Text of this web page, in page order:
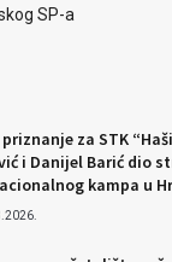
SP-a
za STK
i Danijel Barić dio
kampa u